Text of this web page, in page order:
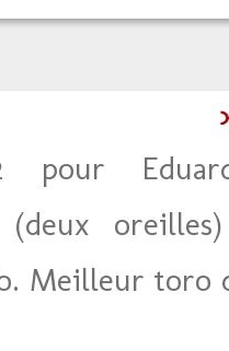
pour
(deux
Meilleur toro